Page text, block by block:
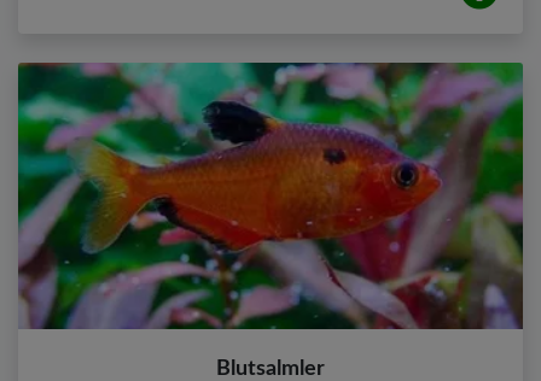
Blutsalmler